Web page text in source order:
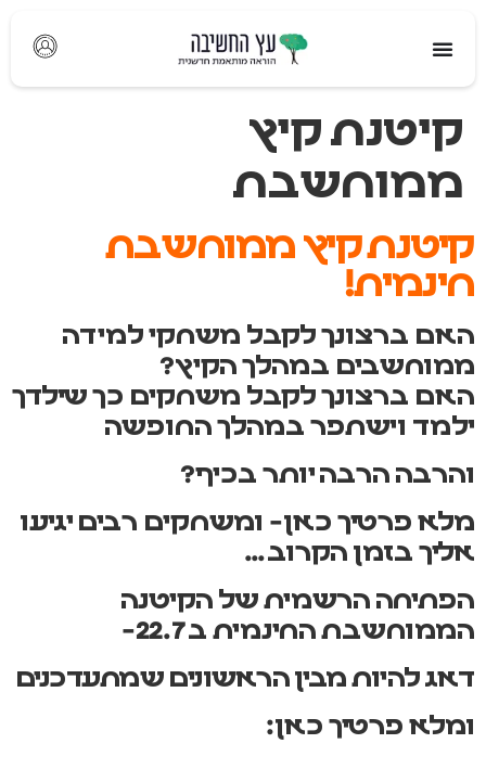
קיטנת קיץ
ממוחשבת
קיטנת קיץ ממוחשבת
חינמית!
האם ברצונך לקבל משחקי למידה
ממוחשבים במהלך הקיץ?
האם ברצונך לקבל משחקים כך שילדך
ילמד וישתפר במהלך החופשה
והרבה הרבה יותר בכיף?
מלא פרטיך כאן- ומשחקים רבים יגיעו
אליך בזמן הקרוב…
הפתיחה הרשמית של הקיטנה
הממוחשבת החינמית ב 22.7-
דאג להיות מבין הראשונים שמתעדכנים
ומלא פרטיך כאן: